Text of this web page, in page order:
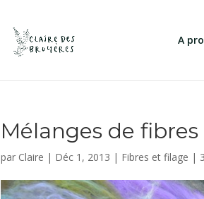
A
Mélanges de fibres
par Claire | Déc 1, 2013 | Fibres et filage |